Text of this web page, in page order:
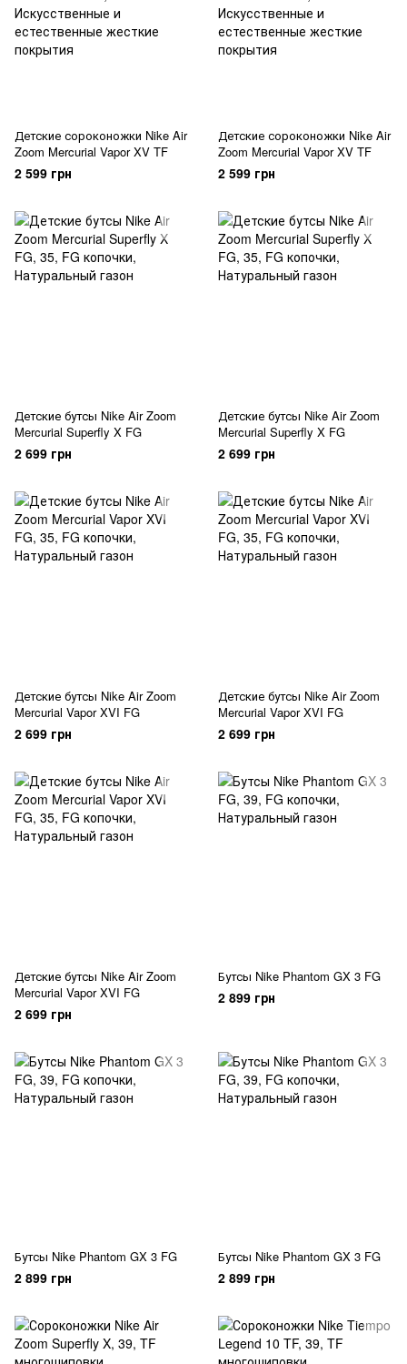
Детские сороконожки Nike Air
Zoom Mercurial Vapor XV TF
2 599 грн
Детские сороконожки Nike Air
Zoom Mercurial Vapor XV TF
2 599 грн
Детские бутсы Nike Air Zoom
Mercurial Superfly X FG
2 699 грн
Детские бутсы Nike Air Zoom
Mercurial Superfly X FG
2 699 грн
Детские бутсы Nike Air Zoom
Mercurial Vapor XVI FG
2 699 грн
Детские бутсы Nike Air Zoom
Mercurial Vapor XVI FG
2 699 грн
Детские бутсы Nike Air Zoom
Mercurial Vapor XVI FG
2 699 грн
Бутсы Nike Phantom GX 3 FG
2 899 грн
Бутсы Nike Phantom GX 3 FG
2 899 грн
Бутсы Nike Phantom GX 3 FG
2 899 грн